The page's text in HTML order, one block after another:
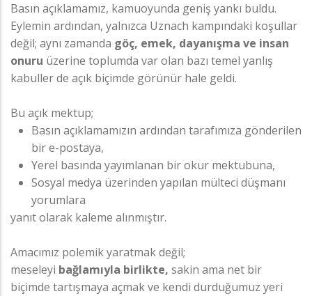
Basın açıklamamız, kamuoyunda geniş yankı buldu.
Eylemin ardından, yalnızca Uznach kampındaki koşullar
değil; aynı zamanda göç, emek, dayanışma ve insan
onuru üzerine toplumda var olan bazı temel yanlış
kabuller de açık biçimde görünür hale geldi.
Bu açık mektup;
Basın açıklamamızın ardından tarafımıza gönderilen
bir e-postaya,
Yerel basında yayımlanan bir okur mektubuna,
Sosyal medya üzerinden yapılan mülteci düşmanı
yorumlara
yanıt olarak kaleme alınmıştır.
Amacımız polemik yaratmak değil;
meseleyi bağlamıyla birlikte, sakin ama net bir
biçimde tartışmaya açmak ve kendi durduğumuz yeri